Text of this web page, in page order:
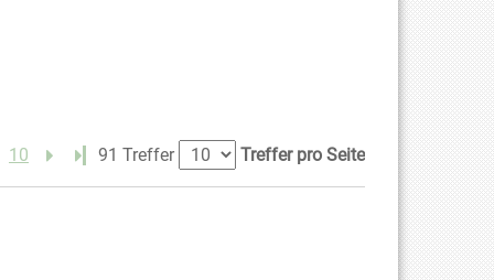
10 Letzte Seite
91 Treffer Treffer pro Seite